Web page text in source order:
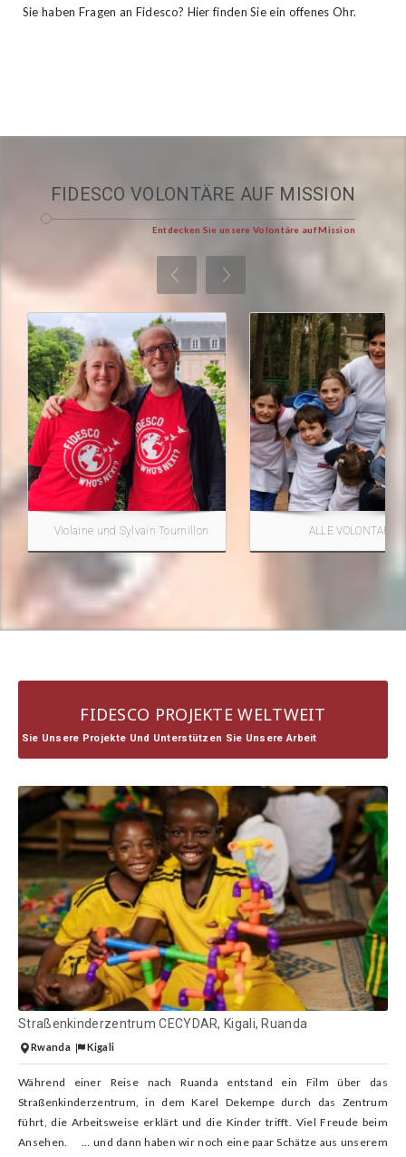
Sie haben Fragen an Fidesco? Hier finden Sie ein offenes Ohr.
FIDESCO VOLONTÄRE AUF MISSION
Entdecken Sie unsere Volontäre auf Mission
Violaine und Sylvain Tournillon ALLE VOLONTÄRE
FIDESCO PROJEKTE WELTWEIT
Sie Unsere Projekte Und Unterstützen Sie Unsere Arbeit
Straßenkinderzentrum CECYDAR, Kigali, Ruanda
Rwanda Kigali
Während einer Reise nach Ruanda entstand ein Film über das
Straßenkinderzentrum, in dem Karel Dekempe durch das Zentrum
führt, die Arbeitsweise erklärt und die Kinder trifft. Viel Freude beim
Ansehen. … und dann haben wir noch eine paar Schätze aus unserem